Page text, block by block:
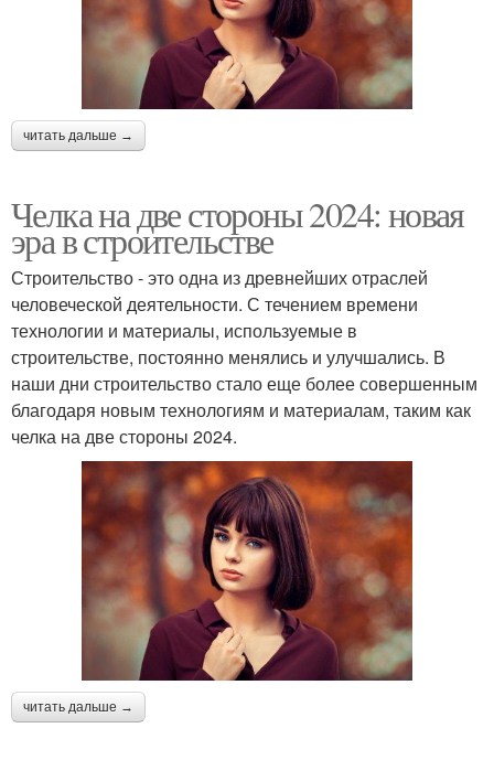
читать дальше →
Челка на две стороны 2024: новая
эра в строительстве
Строительство - это одна из древнейших отраслей
человеческой деятельности. С течением времени
технологии и материалы, используемые в
строительстве, постоянно менялись и улучшались. В
наши дни строительство стало еще более совершенным
благодаря новым технологиям и материалам, таким как
челка на две стороны 2024.
читать дальше →